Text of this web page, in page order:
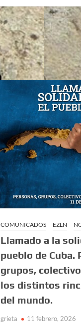
COMUNICADOS EZLN
Llamado a la
pueblo de Cuba.
grupos,
los distintos
del mundo.
grieta 11 febrero, 2026